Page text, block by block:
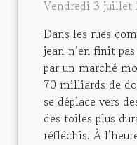
Vendredi 3 juillet
Dans les rues
jean n’en finit
par un marché
70 milliards de
se déplace vers
des toiles plus
réfléchis. À